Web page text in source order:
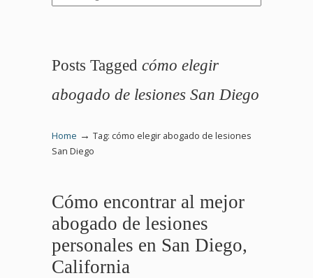
Posts Tagged cómo elegir
abogado de lesiones San Diego
Home → Tag: cómo elegir abogado de lesiones
San Diego
Cómo encontrar al mejor
abogado de lesiones
personales en San Diego,
California